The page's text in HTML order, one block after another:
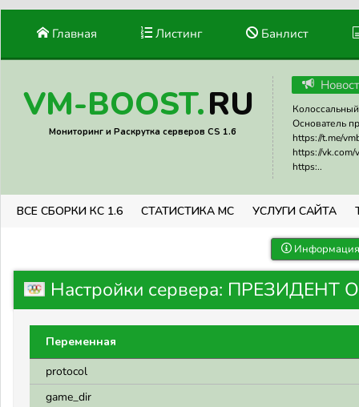
Главная Листинг Банлист
VM-BOOST.RU
Мониторинг и Раскрутка серверов CS 1.6
Основатель
https://t.me/
https://vk.com/
https:..
ВСЕ СБОРКИ КС 1.6 СТАТИСТИКА МС УСЛУГИ САЙТА
Настройки сервера:
Переменная
protocol
game_dir